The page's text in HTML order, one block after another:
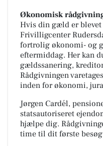
Økonomisk
Hvis din gæld er
Frivilligcenter
fortrolig økonomi- og
eftermiddag. Her kan
gældssanering,
Rådgivningen
inden for økonomi,
Jørgen Cardél,
statsautoriseret
hjælpe dig.
time til dit første